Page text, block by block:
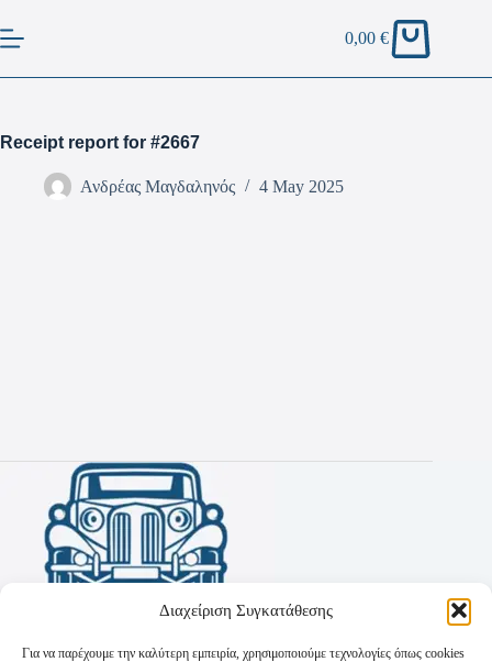
Διαχείριση Συγκατάθεσης
Για να παρέχουμε την καλύτερη εμπειρία, χρησιμοποιούμε τεχνολογίες όπως cookies
0,00€
Receipt report for #2667
Ανδρέας Μαγδαληνός 4 May 2025